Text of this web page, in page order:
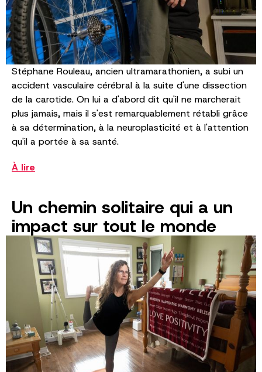
Stéphane Rouleau, ancien ultramarathonien, a subi un
accident vasculaire cérébral à la suite d'une dissection
de la carotide. On lui a d'abord dit qu'il ne marcherait
plus jamais, mais il s'est remarquablement rétabli grâce
à sa détermination, à la neuroplasticité et à l'attention
qu'il a portée à sa santé.
À lire
Un chemin solitaire qui a un
impact sur tout le monde